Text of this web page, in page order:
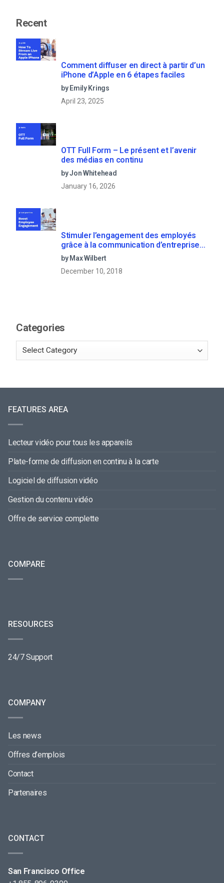
Recent
Comment diffuser en direct à partir d’un
iPhone d’Apple en 6 étapes faciles
by Emily Krings
April 23, 2025
OTT Full Form – Le présent et l’avenir
des médias en continu
by Jon Whitehead
January 16, 2026
Stimuler l’engagement des employés
grâce à la communication d’entreprise
en direct
by Max Wilbert
December 10, 2018
Categories
FEATURES AREA
Lecteur vidéo pour tous les appareils
Plate-forme de diffusion en continu à la carte
Logiciel de diffusion vidéo
Gestion du contenu vidéo
Offre de service complette
COMPARE
RESOURCES
24/7 Support
COMPANY
Les news
Offres d’emplois
Contact
Partenaires
CONTACT
San Francisco Office